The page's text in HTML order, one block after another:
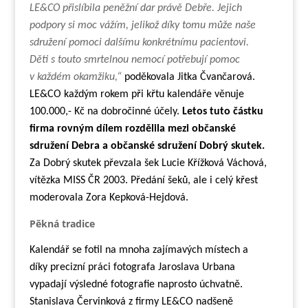
LE&CO přislíbila peněžní dar právě Debře. Jejich
podpory si moc vážím, jelikož díky tomu může naše
sdružení pomoci dalšímu konkrétnímu pacientovi.
Děti s touto smrtelnou nemocí potřebují pomoc
v každém okamžiku,“ poděkovala Jitka Čvančarová.
LE&CO každým rokem při křtu kalendáře věnuje
100.000,- Kč na dobročinné účely. Letos tuto částku
firma rovným dílem rozdělila mezi občanské
sdružení Debra a občanské sdružení Dobrý skutek.
Za Dobrý skutek převzala šek Lucie Křížková Váchová,
vítězka MISS ČR 2003. Předání šeků, ale i celý křest
moderovala Zora Kepková-Hejdová.
Pěkná tradice
Kalendář se fotil na mnoha zajímavých místech a
díky precizní práci fotografa Jaroslava Urbana
vypadají výsledné fotografie naprosto úchvatně.
Stanislava Červinková z firmy LE&CO nadšeně